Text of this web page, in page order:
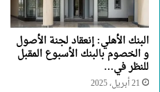
البنك الأهلي: إنعقاد لجنة الأصول
و الخصوم بالبنك الأسبوع المقبل
للنظر في…
21 أبريل، 2025